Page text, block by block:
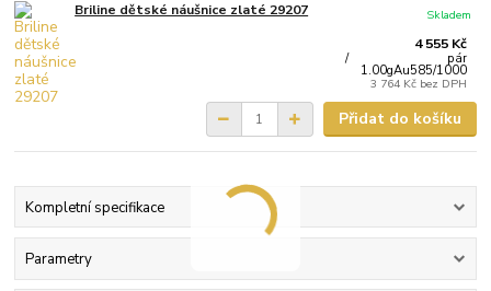
Briline dětské náušnice zlaté 29207
4 555 Kč
/ pár
1.00gAu585/1000
3 764 Kč bez DPH
Skladem
Přidat do košíku
Kompletní specifikace
Parametry